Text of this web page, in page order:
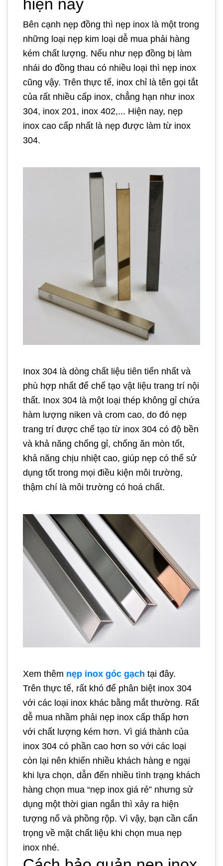
hiện nay
Bên cạnh nẹp đồng thì nẹp inox là một trong
những loại nẹp kim loại dễ mua phải hàng
kém chất lượng. Nếu như nẹp đồng bị làm
nhái do đồng thau có nhiều loại thì nẹp inox
cũng vậy. Trên thực tế, inox chỉ là tên gọi tắt
của rất nhiều cấp inox, chẳng hạn như inox
304, inox 201, inox 402,... Hiện nay, nẹp
inox cao cấp nhất là nẹp được làm từ inox
304.
Inox 304 là dòng chất liệu tiên tiến nhất và
phù hợp nhất để chế tạo vật liệu trang trí nội
thất. Inox 304 là một loại thép không gỉ chứa
hàm lượng niken và crom cao, do đó nẹp
trang trí được chế tạo từ inox 304 có độ bền
và khả năng chống gỉ, chống ăn mòn tốt,
khả năng chịu nhiệt cao, giúp nẹp có thể sử
dụng tốt trong mọi điều kiện môi trường,
thậm chí là môi trường có hoá chất.
Xem thêm nẹp inox góc gạch tại đây.
Trên thực tế, rất khó để phân biệt inox 304
với các loại inox khác bằng mắt thường. Rất
dễ mua nhầm phải nẹp inox cấp thấp hơn
với chất lượng kém hơn. Vì giá thành của
inox 304 có phần cao hơn so với các loại
còn lại nên khiến nhiều khách hàng e ngại
khi lựa chọn, dẫn đến nhiều tình trạng khách
hàng chọn mua “nẹp inox giá rẻ” nhưng sử
dụng một thời gian ngắn thì xảy ra hiện
tượng nổ và phồng rộp. Vì vậy, bạn cần cẩn
trọng về mặt chất liệu khi chọn mua nẹp
inox nhé.